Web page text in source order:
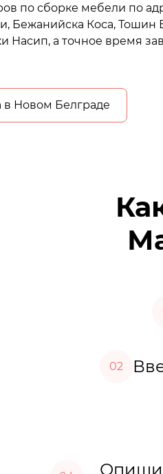
по сборке мебели по
Бежанийска Коса, Тошин
Насип, а точное время
в Новом Белграде
02